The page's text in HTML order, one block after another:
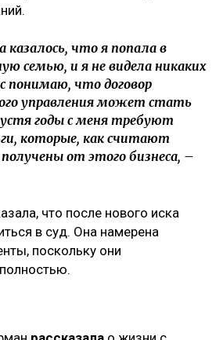
что я попала в
семью, и я не видела никаких
понимаю, что договор
управления может стать
годы с меня требуют
которые, как считают
от этого бизнеса, –
что после нового иска
в суд. Она намерена
поскольку они